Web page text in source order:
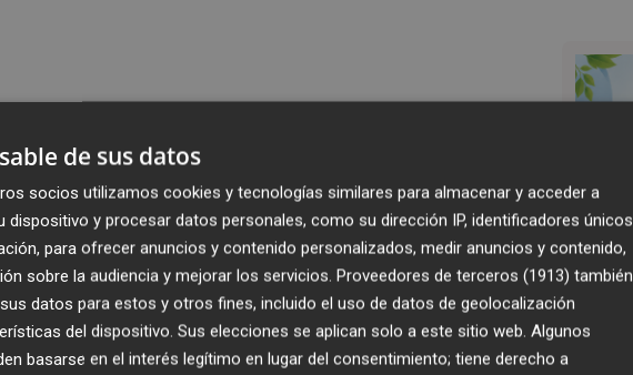
de sus datos
socios utilizamos cookies y tecnologías similares para almacenar y acceder a
dispositivo y procesar datos personales, como su dirección IP, identificadores únicos
para ofrecer anuncios y contenido personalizados, medir anuncios y contenido,
sobre la audiencia y mejorar los servicios. Proveedores de terceros (1913) también
datos para estos y otros fines, incluido el uso de datos de geolocalización
del dispositivo. Sus elecciones se aplican solo a este sitio web. Algunos
basarse en el interés legítimo en lugar del consentimiento; tiene derecho a